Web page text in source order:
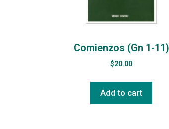
Comienzos (Gn 1-11)
$20.00
Add to cart